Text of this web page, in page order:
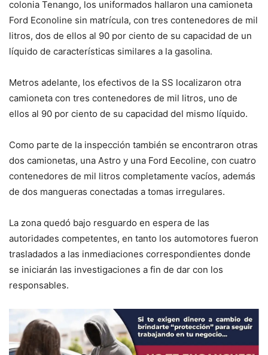
colonia Tenango, los uniformados hallaron una camioneta
Ford Econoline sin matrícula, con tres contenedores de mil
litros, dos de ellos al 90 por ciento de su capacidad de un
líquido de características similares a la gasolina.
Metros adelante, los efectivos de la SS localizaron otra
camioneta con tres contenedores de mil litros, uno de
ellos al 90 por ciento de su capacidad del mismo líquido.
Como parte de la inspección también se encontraron otras
dos camionetas, una Astro y una Ford Eecoline, con cuatro
contenedores de mil litros completamente vacíos, además
de dos mangueras conectadas a tomas irregulares.
La zona quedó bajo resguardo en espera de las
autoridades competentes, en tanto los automotores fueron
trasladados a las inmediaciones correspondientes donde
se iniciarán las investigaciones a fin de dar con los
responsables.